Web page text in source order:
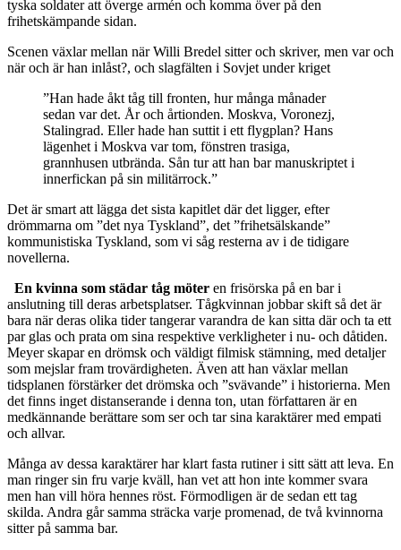
tyska soldater att överge armén och komma över på den
frihetskämpande sidan.
Scenen växlar mellan när Willi Bredel sitter och skriver, men var och
när och är han inlåst?, och slagfälten i Sovjet under kriget
”Han hade åkt tåg till fronten, hur många månader
sedan var det. År och årtionden. Moskva, Voronezj,
Stalingrad. Eller hade han suttit i ett flygplan? Hans
lägenhet i Moskva var tom, fönstren trasiga,
grannhusen utbrända. Sån tur att han bar manuskriptet i
innerfickan på sin militärrock.”
Det är smart att lägga det sista kapitlet där det ligger, efter
drömmarna om ”det nya Tyskland”, det ”frihetsälskande”
kommunistiska Tyskland, som vi såg resterna av i de tidigare
novellerna.
En kvinna som städar tåg möter en frisörska på en bar i
anslutning till deras arbetsplatser. Tågkvinnan jobbar skift så det är
bara när deras olika tider tangerar varandra de kan sitta där och ta ett
par glas och prata om sina respektive verkligheter i nu- och dåtiden.
Meyer skapar en drömsk och väldigt filmisk stämning, med detaljer
som mejslar fram trovärdigheten. Även att han växlar mellan
tidsplanen förstärker det drömska och ”svävande” i historierna. Men
det finns inget distanserande i denna ton, utan författaren är en
medkännande berättare som ser och tar sina karaktärer med empati
och allvar.
Många av dessa karaktärer har klart fasta rutiner i sitt sätt att leva. En
man ringer sin fru varje kväll, han vet att hon inte kommer svara
men han vill höra hennes röst. Förmodligen är de sedan ett tag
skilda. Andra går samma sträcka varje promenad, de två kvinnorna
sitter på samma bar.